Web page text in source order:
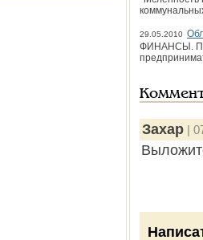
29.05.2010
ФИНАНСЫ. По
Захар |